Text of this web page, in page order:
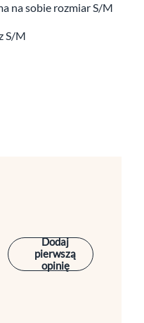
na sobie rozmiar S/M
S/M
Dodaj
pierwszą
opinię